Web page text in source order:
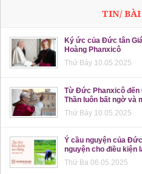
TIN/
Ký ức của Đức tân
Hoàng Phanxicô
Thứ Bảy 10.05.2025
Từ Đức Phanxicô đến
Thần luôn bất ngờ và
Thứ Bảy 10.05.2025
Ý cầu nguyện của
nguyện cho điều kiện
Thứ Ba 06.05.2025